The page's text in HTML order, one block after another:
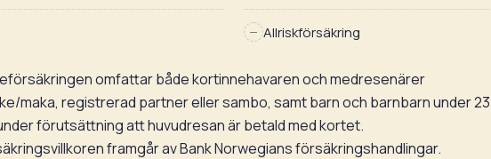
Allriskförsäkring
omfattar både kortinnehavaren och medresenärer
maka, registrerad partner eller sambo, samt barn och barnbarn under 23
förutsättning att huvudresan är betald med kortet.
framgår av Bank Norwegians försäkringshandlingar.